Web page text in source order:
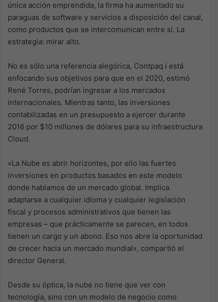
única acción emprendida, la firma ha aumentado su
paraguas de software y servicios a disposición del canal,
como productos que se intercomunican entre sí. La
estrategia: mirar alto.
No es sólo una referencia alegórica, Contpaq i está
enfocando sus objetivos para que en el 2020, estimó
René Torres, podrían ingresar a los mercados
internacionales. Mientras tanto, las inversiones
contabilizadas en un presupuesto a ejercer durante
2016 por $10 millones de dólares para su infraestructura
Cloud.
«La Nube es abrir horizontes, por ello las fuertes
inversiones en productos basados en este modelo
donde hablamos de un mercado global. Implica
adaptarse a cualquier idioma y cualquier legislación
fiscal y procesos administrativos que tienen las
empresas – que prácticamente se parecen, en todos
tienen un cargo y un abono. Eso nos abre la oportunidad
de crecer hacia un mercado mundial», compartió el
director General.
Desde su óptica, la nube no tiene que ver con
tecnología, sino con un modelo de negocio como